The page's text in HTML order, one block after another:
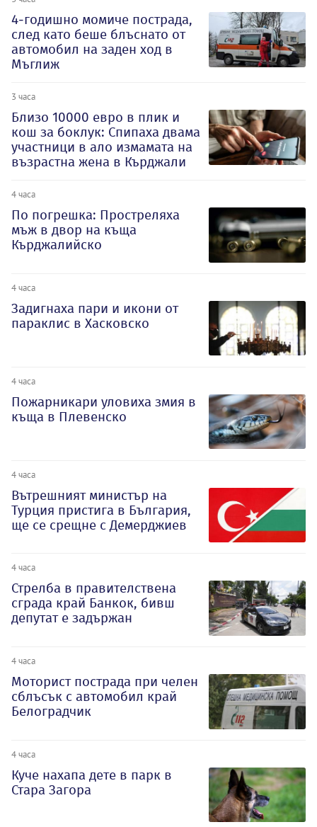
4-годишно момиче пострада,
след като беше блъснато от
автомобил на заден ход в
Мъглиж
3 часа
Близо 10000 евро в плик и
кош за боклук: Спипаха двама
участници в ало измамата на
възрастна жена в Кърджали
4 часа
По погрешка: Простреляха
мъж в двор на къща
Кърджалийско
4 часа
Задигнаха пари и икони от
параклис в Хасковско
4 часа
Пожарникари уловиха змия в
къща в Плевенско
4 часа
Вътрешният министър на
Турция пристига в България,
ще се срещне с Демерджиев
4 часа
Стрелба в правителствена
сграда край Банкок, бивш
депутат е задържан
4 часа
Моторист пострада при челен
сблъсък с автомобил край
Белоградчик
4 часа
Куче нахапа дете в парк в
Стара Загора